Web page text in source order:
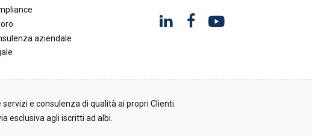
aziendale
e consulenza di qualità ai propri Clienti.
esclusiva agli iscritti ad albi.